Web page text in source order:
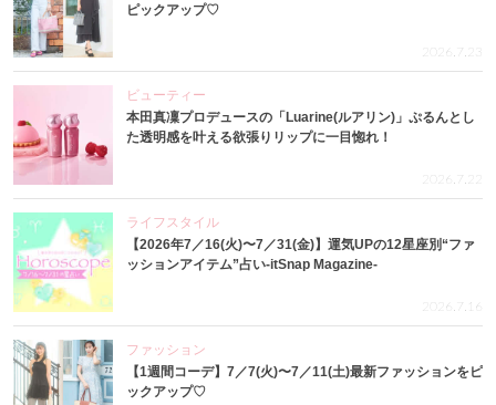
ピックアップ♡
2026.7.23
ビューティー
本田真凜プロデュースの「Luarine(ルアリン)」ぷるんとし
た透明感を叶える欲張りリップに一目惚れ！
2026.7.22
ライフスタイル
【2026年7／16(火)〜7／31(金)】運気UPの12星座別“ファ
ッションアイテム”占い-itSnap Magazine-
2026.7.16
ファッション
【1週間コーデ】7／7(火)〜7／11(土)最新ファッションをピ
ックアップ♡